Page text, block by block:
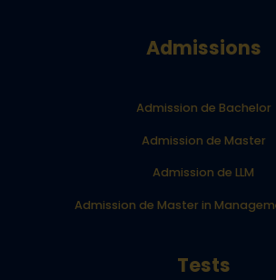
Admissions
Admission de Bachelor
Admission de Master
Admission de LLM
Admission de Master in
Tests